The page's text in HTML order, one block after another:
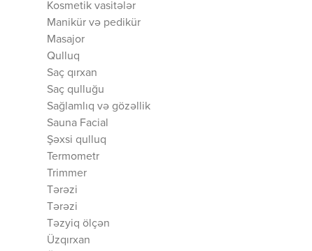
Kosmetik vasitələr
Manikür və pedikür
Masajor
Qulluq
Saç qırxan
Saç qulluğu
Sağlamlıq və gözəllik
Sauna Facial
Şəxsi qulluq
Termometr
Trimmer
Tərəzi
Tərəzi
Təzyiq ölçən
Üzqırxan